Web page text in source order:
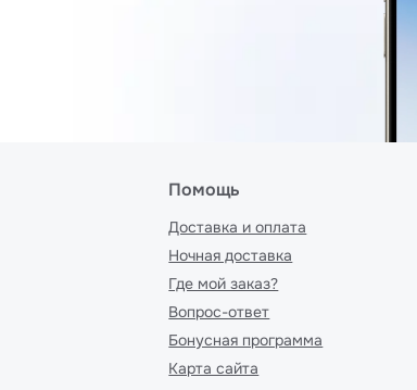
Помощь
Доставка и оплата
Ночная доставка
Где мой заказ?
Вопрос-ответ
Бонусная программа
Карта сайта